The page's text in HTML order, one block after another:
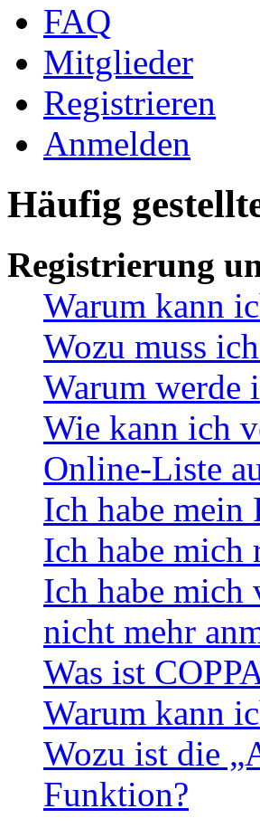
FAQ
Mitglieder
Registrieren
Anmelden
Häufig
Registrierung
Warum kann
Wozu muss
Warum werde
Wie kann ich
Online-Liste
Ich habe mein
Ich habe mich
Ich habe mich
nicht mehr
Was ist
Warum kann
Wozu ist die
Funktion?